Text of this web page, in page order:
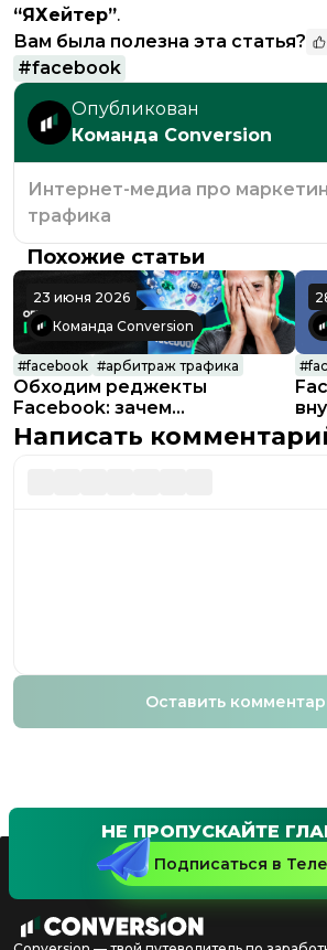
“ЯХейтер”.
Вам была полезна эта статья?
#facebook
Опубликован
Команда Conversion
Интернет-медиа про
трафика
Похожие статьи
23 июня 2026
Команда Conversion
#facebook #арбитраж трафика
Обходим реджекты
Facebook: зачем
арбитражники льют на
Антарктику и как пройти
#
с
Написать
Оставить
НЕ ПРОПУСКАЙТЕ
Подписаться в